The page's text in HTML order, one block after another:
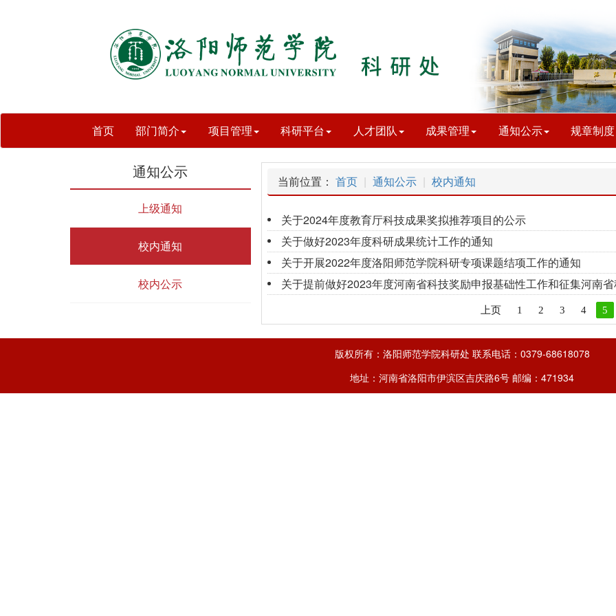
首页 部门简介 项目管理 科研平台 人才团队 成果管理 通知公示 规章制度
通知公示
上级通知
校内通知
校内公示
当前位置： 首页 通知公示 校内通知
关于2024年度教育厅科技成果奖拟推荐项目的公示
关于做好2023年度科研成果统计工作的通知
关于开展2022年度洛阳师范学院科研专项课题结项工作的通知
上页 1 2 3 4 5
版权所有：洛阳师范学院科研处 联系电话：0379-68618078
地址：河南省洛阳市伊滨区吉庆路6号 邮编：471934